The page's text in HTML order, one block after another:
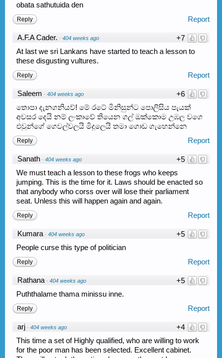
obata sathutuida den
Report
Reply
+7
A.F.A Cader. · 404 weeks ago
At last we sri Lankans have started to teach a lesson to
these disgusting vultures.
Report
Reply
+6
Saleem · 404 weeks ago
තොපා දැනගනියව්! මේ රටේ මිනිසුන්ට පොලිසිය පැයක්
අවසර දෙයි නම් ලංකාවේ තියෙන ගල් ඔක්කොම උඹල වගෙ
එවුන්ගේ ගෙවල්වලයි මිදුලෙයි තමා ගොඩ ගැහෙන්නෙ
Report
Reply
+5
Sanath · 404 weeks ago
We must teach a lesson to these frogs who keeps
jumping. This is the time for it. Laws should be enacted so
that anybody who corss over will lose their parliament
seat. Unless this will happen again and again.
Report
Reply
+5
Kumara · 404 weeks ago
People curse this type of politician
Report
Reply
+5
Rathana · 404 weeks ago
Puththalame thama minissu inne.
Report
Reply
+4
arj · 404 weeks ago
This time a set of Highly qualified, who are willing to work
for the poor man has been selected. Excellent cabinet.